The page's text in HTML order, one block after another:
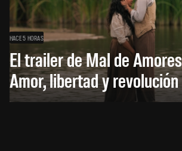
HACE 5 HORAS
El trailer de Mal de
Amor, libertad y revolución